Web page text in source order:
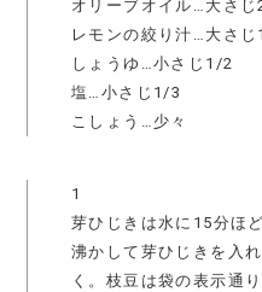
オリーブオイル…大さじ
レモンの絞り汁…大さ
しょうゆ…小さじ1/2
塩…小さじ1/3
こしょう…少々
1
芽ひじきは水に15分ほ
沸かして芽ひじきを入
く。枝豆は袋の表示通